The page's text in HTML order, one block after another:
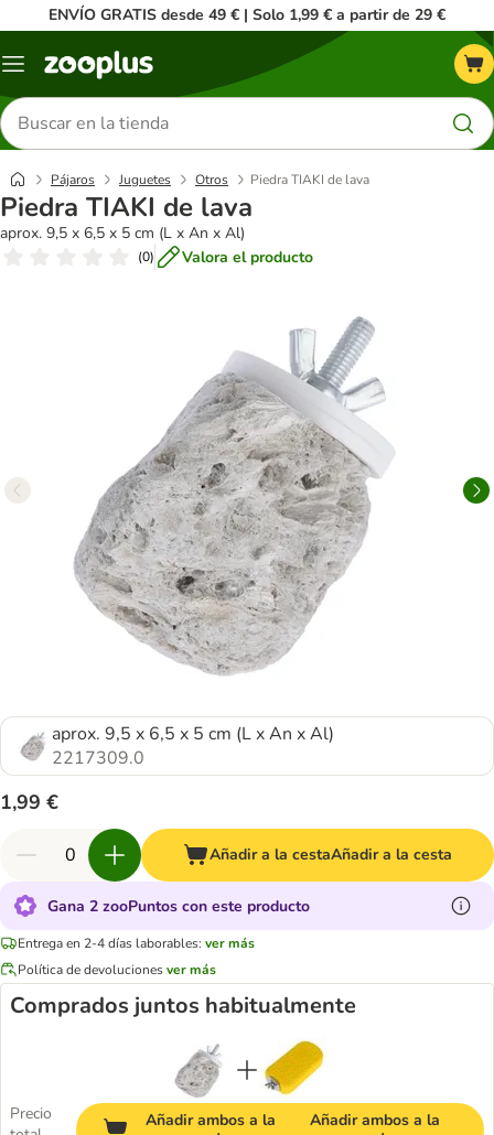
ENVÍO GRATIS desde 49 € | Solo 1,99 € a partir de 29 €
Menú
Buscar
productos
Pájaros Juguetes Otros Piedra TIAKI de lava
Piedra TIAKI de lava
aprox. 9,5 x 6,5 x 5 cm (L x An x Al)
(0) Valora el producto
aprox. 9,5 x 6,5 x 5 cm (L x An x Al)
2217309.0
1,99 €
Añadir a la cestaAñadir a la cesta
Gana 2 zooPuntos con este producto
Entrega en 2-4 días laborables: ver más
Política de devolucionesver más
Comprados juntos habitualmente
Precio
Añadir ambos a la
Añadir ambos a la